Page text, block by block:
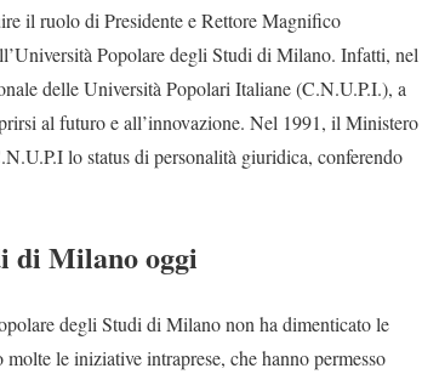
il ruolo di Presidente e Rettore Magnifico
Popolare degli Studi di Milano. Infatti, nel
delle Università Popolari Italiane (C.N.U.P.I.), a
al futuro e all’innovazione. Nel 1991, il Ministero
lo status di personalità giuridica, conferendo
di Milano oggi
degli Studi di Milano non ha dimenticato le
le iniziative intraprese, che hanno permesso